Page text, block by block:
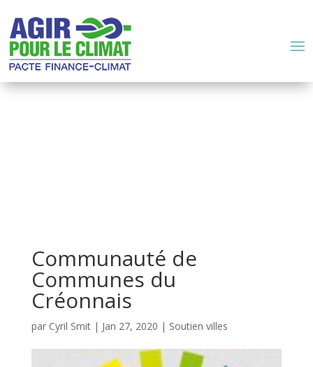
Communauté de
Communes du
Créonnais
par Cyril Smit| Jan 27, 2020 | Soutien villes